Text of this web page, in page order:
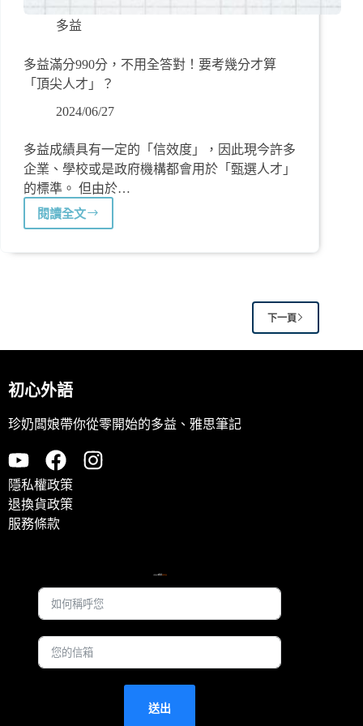
多益
多益滿分990分，不用全答對！要考幾分才算
「頂尖人才」？
2024/06/27
多益成績具有一定的「信效度」，因此現今許多
企業、學校或是政府機構都會用於「甄選人才」
的標準。 但由於…
閱讀全文
下一頁
初心外語
珍奶闆娘帶你從零開始的多益、雅思筆記
隱私權政策
退換貨政策
服務條款
送出